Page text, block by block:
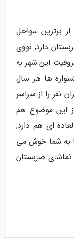
برترین سواحل
دارد; نووی
این شهر به
ها هر سال
نفر را از سراسر
این موضوع هم
ای هم دارد;
به شما خوش می
صربستان